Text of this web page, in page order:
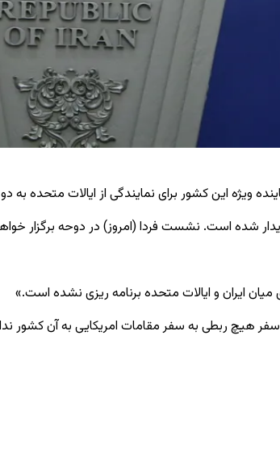
ویژه این کشور برای نمایندگی از ایالات متحده
شده است. نشست فردا (امروز) در دوحه برگزار
ایران و ایالات متحده برنامه‌ ریزی نشده است.»
هیچ ربطی به سفر مقامات امریکایی به آن کشور